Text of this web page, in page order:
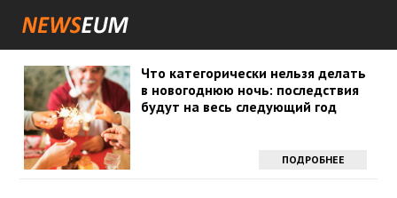
Что категорически нельзя делать
в новогоднюю ночь: последствия
будут на весь следующий год
ПОДРОБНЕЕ